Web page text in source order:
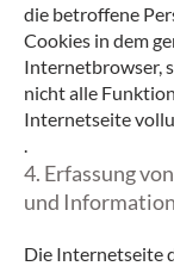
die betroffene
Cookies in dem
Internetbrowser,
nicht alle
Internetseite
.
4. Erfassung
und
Die Internetseite